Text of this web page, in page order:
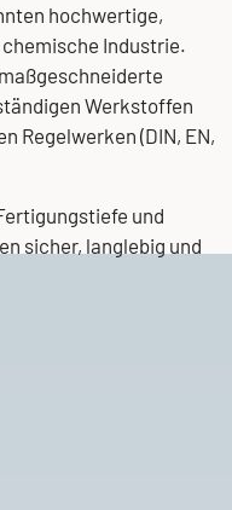
hochwertige,
Industrie.
Werkstoffen
Regelwerken (DIN, EN,
und
sicher, langlebig und